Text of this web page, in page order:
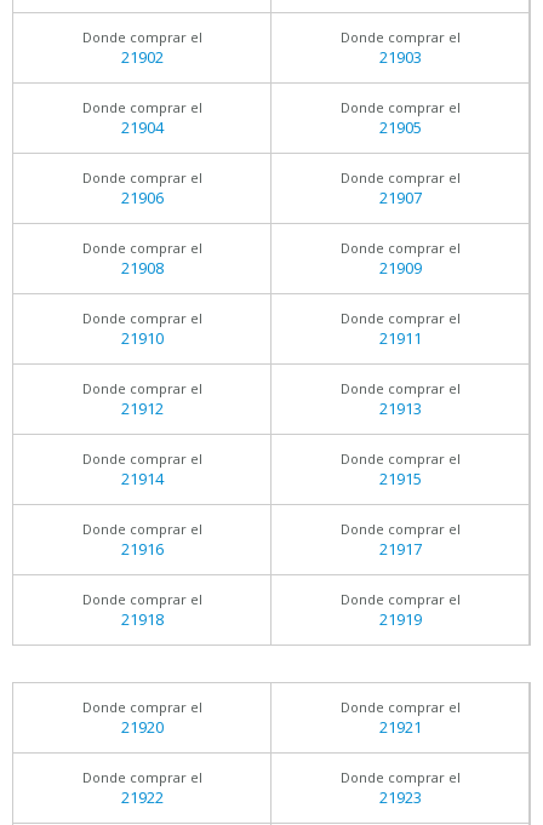
Donde comprar el
21902
Donde comprar el
21903
Donde comprar el
21904
Donde comprar el
21905
Donde comprar el
21906
Donde comprar el
21907
Donde comprar el
21908
Donde comprar el
21909
Donde comprar el
21910
Donde comprar el
21911
Donde comprar el
21912
Donde comprar el
21913
Donde comprar el
21914
Donde comprar el
21915
Donde comprar el
21916
Donde comprar el
21917
Donde comprar el
21918
Donde comprar el
21919
Donde comprar el
21920
Donde comprar el
21921
Donde comprar el
21922
Donde comprar el
21923